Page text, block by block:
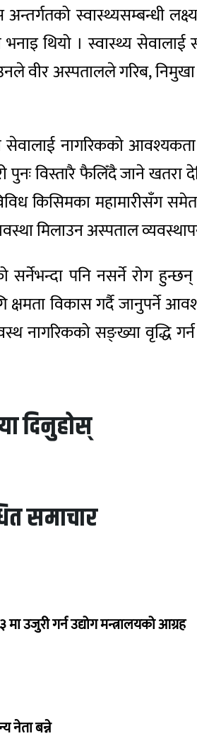
स्वास्थ्यसम्बन्धी
भनाइ थियो । स्वास्थ्य
अस्पतालले गरिब, निमुखा र
नागरिकको आवश्यकता
पुनः विस्तारै फैलिँदै जाने
किसिमका महामारीसँग समेत
मिलाउन अस्पताल
सर्नेभन्दा पनि नसर्ने रोग
क्षमता विकास गर्दै जानुपर्ने
नागरिकको सङ्ख्या वृद्धि
दिनुहोस्
समाचार
उजुरी गर्न उद्योग मन्त्रालयको आग्रह
नेता बन्ने